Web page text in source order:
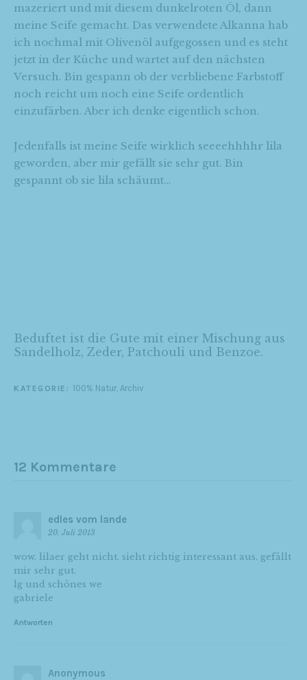
mazeriert und mit diesem dunkelroten Öl, dann
meine Seife gemacht. Das verwendete Alkanna hab
ich nochmal mit Olivenöl aufgegossen und es steht
jetzt in der Küche und wartet auf den nächsten
Versuch. Bin gespann ob der verbliebene Farbstoff
noch reicht um noch eine Seife ordentlich
einzufärben. Aber ich denke eigentlich schon.
Jedenfalls ist meine Seife wirklich seeeehhhhr lila
geworden, aber mir gefällt sie sehr gut. Bin
gespannt ob sie lila schäumt…
Beduftet ist die Gute mit einer Mischung aus
Sandelholz, Zeder, Patchouli und Benzoe.
KATEGORIE: 100% Natur, Archiv
12 Kommentare
edles vom lande
20. Juli 2013
wow. lilaer geht nicht. sieht richtig interessant aus. gefällt
mir sehr gut.
lg und schönes we
gabriele
Antworten
Anonymous